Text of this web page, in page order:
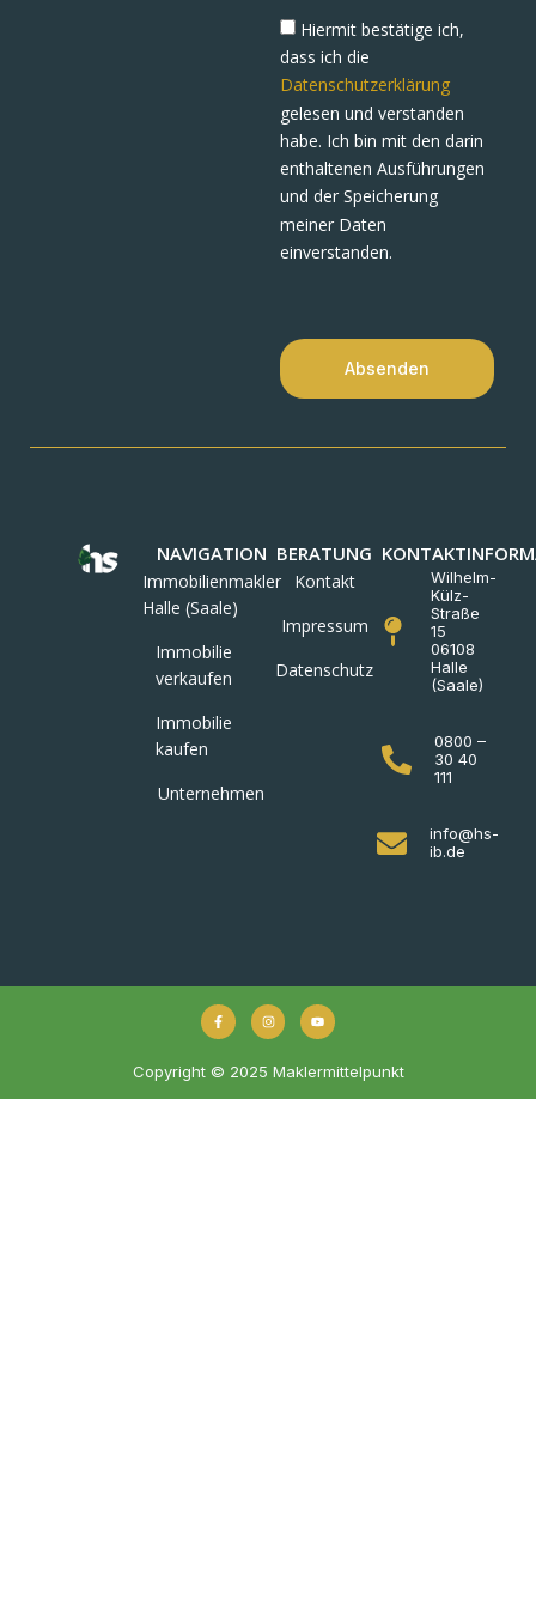
Hiermit bestätige ich,
dass ich die
Datenschutzerklärung
gelesen und verstanden
habe. Ich bin mit den darin
enthaltenen Ausführungen
und der Speicherung
meiner Daten
einverstanden.
Absenden
NAVIGATION
Immobilienmakler
Halle (Saale)
Immobilie
verkaufen
Immobilie
kaufen
Unternehmen
BERATUNG
Kontakt
Impressum
Datenschutz
Wilhelm-
Külz-
Straße
15
06108
Halle
(Saale)
0800 –
30 40
111
info@hs-
ib.de
Copyright © 2025 Maklermittelpunkt